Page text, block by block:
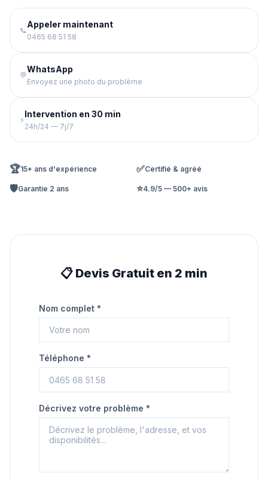
📞
Appeler maintenant
0465 68 51 58
💬
WhatsApp
Envoyez une photo du problème
⚡
Intervention en 30 min
24h/24 — 7j/7
🏆15+ ans d'expérience ✅Certifié & agréé
🛡️Garantie 2 ans ⭐4.9/5 — 500+ avis
📋 Devis Gratuit en 2 min
Nom complet *
Téléphone *
Décrivez votre problème *